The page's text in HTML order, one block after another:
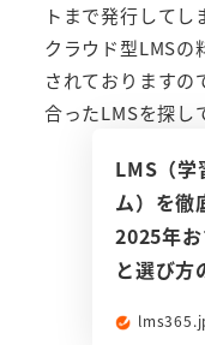
トまで発行してし
クラウド型LMSの
されておりますの
合ったLMSを探し
LMS（学
ム）を徹
2025年
と選び方